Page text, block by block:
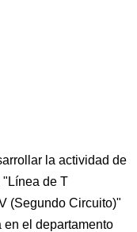
la actividad de
"Línea de T
(Segundo Circuito)"
en el departamento